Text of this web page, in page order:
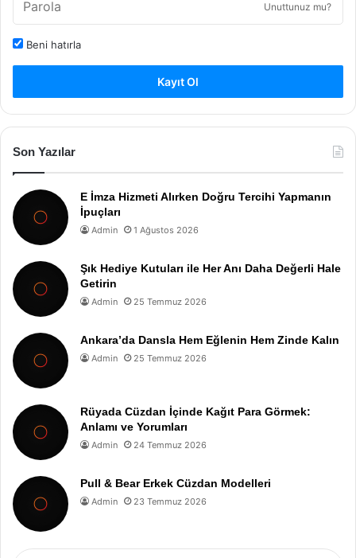
Unuttunuz mu?
Beni hatırla
Kayıt Ol
Son Yazılar
E İmza Hizmeti Alırken Doğru Tercihi Yapmanın
İpuçları
Admin 1 Ağustos 2026
Şık Hediye Kutuları ile Her Anı Daha Değerli Hale
Getirin
Admin 25 Temmuz 2026
Ankara’da Dansla Hem Eğlenin Hem Zinde Kalın
Admin 25 Temmuz 2026
Rüyada Cüzdan İçinde Kağıt Para Görmek:
Anlamı ve Yorumları
Admin 24 Temmuz 2026
Pull & Bear Erkek Cüzdan Modelleri
Admin 23 Temmuz 2026